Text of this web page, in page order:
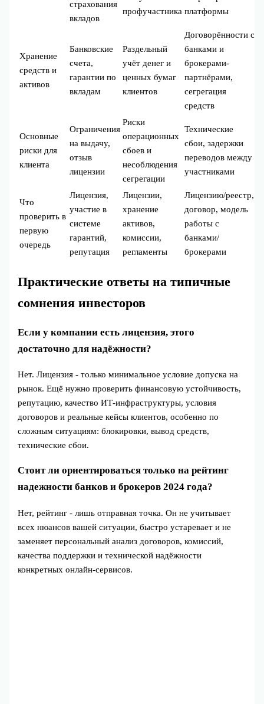
страхования
вкладов
профучастника платформы
Хранение
средств и
активов
Банковские
счета,
гарантии по
вкладам
Раздельный
учёт денег и
ценных бумаг
клиентов
Договорённости с
банками и
брокерами-
партнёрами,
сегрегация
средств
Основные
риски для
клиента
Ограничения
на выдачу,
отзыв
лицензии
Риски
операционных
сбоев и
несоблюдения
сегрегации
Технические
сбои, задержки
переводов между
участниками
Что
проверить в
первую
очередь
Лицензия,
участие в
системе
гарантий,
репутация
Лицензии,
хранение
активов,
комиссии,
регламенты
Лицензию/реестр,
договор, модель
работы с
банками/
брокерами
Практические ответы на типичные
сомнения инвесторов
Если у компании есть лицензия, этого
достаточно для надёжности?
Нет. Лицензия - только минимальное условие допуска на
рынок. Ещё нужно проверить финансовую устойчивость,
репутацию, качество ИТ-инфраструктуры, условия
договоров и реальные кейсы клиентов, особенно по
сложным ситуациям: блокировки, вывод средств,
технические сбои.
Стоит ли ориентироваться только на рейтинг
надежности банков и брокеров 2024 года?
Нет, рейтинг - лишь отправная точка. Он не учитывает
всех нюансов вашей ситуации, быстро устаревает и не
заменяет персональный анализ договоров, комиссий,
качества поддержки и технической надёжности
конкретных онлайн-сервисов.